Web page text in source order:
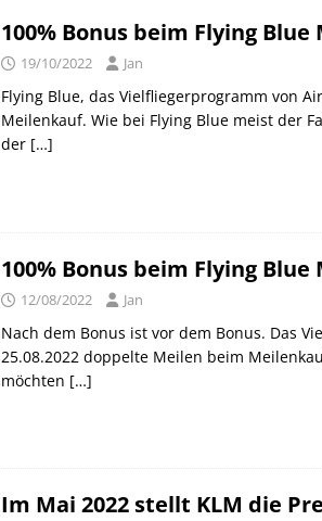
100% Bonus beim Flying
19/10/2022 Jan
Flying Blue, das Vielfliegerprogramm von
Meilenkauf. Wie bei Flying Blue meist der
der […]
100% Bonus beim Flying
12/08/2022 Jan
Nach dem Bonus ist vor dem Bonus. Das
25.08.2022 doppelte Meilen beim
möchten […]
Im Mai 2022 stellt KLM die